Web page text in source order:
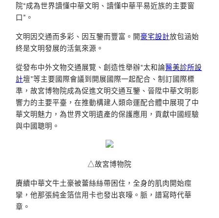
院“成為世界讀懂中華文明、讀懂中華平易近族的主要窗
口”。
文明因交通而多彩、因互鑒而豐富。開豪宅設計放包涵始
終是文明發展的活氣來源。
從發布中外文物交通展覽、創造性舉辦“太和論醫美診所設
計壇”等主要國際會議到開展國際一起配合、制訂國際標
準，故宮博物院成為促進文明交通互鑒、晉陞中華文明影
響力的主要平臺，在推動構建人類命運配合體中展現了中
華文明魅力，為世界文明遺產的保護應用，貢獻中國經驗
與中國聰明。
△故宮博物院
賡續中華文牛土豪被蕾絲絲帶困住，全身的肌肉開始痙
攣，他那張純金箔信用卡也發出哀嚎。脈，譜寫時代華
章。